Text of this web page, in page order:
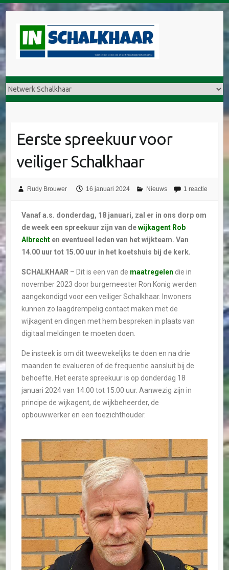
Eerste spreekuur voor
veiliger Schalkhaar
Rudy Brouwer 16 januari 2024 Nieuws 1 reactie
Vanaf a.s. donderdag, 18 januari, zal er in ons dorp om
de week een spreekuur zijn van dewijkagent Rob
Albrechten eventueel leden van het wijkteam. Van
14.00 uur tot 15.00 uur in het koetshuis bij de kerk.
SCHALKHAAR – Dit is een van de maatregelen die in
november 2023 door burgemeester Ron Konig werden
aangekondigd voor een veiliger Schalkhaar. Inwoners
kunnen zo laagdrempelig contact maken met de
wijkagent en dingen met hem bespreken in plaats van
digitaal meldingen te moeten doen.
De insteek is om dit tweewekelijks te doen en na drie
maanden te evalueren of de frequentie aansluit bij de
behoefte. Het eerste spreekuur is op donderdag 18
januari 2024 van 14.00 tot 15.00 uur. Aanwezig zijn in
principe de wijkagent, de wijkbeheerder, de
opbouwwerker en een toezichthouder.